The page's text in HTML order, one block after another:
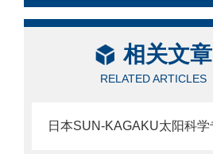
相关文章
RELATED ARTICLES